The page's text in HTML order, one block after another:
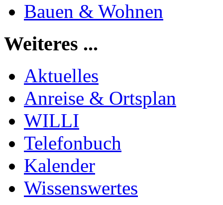
Bauen & Wohnen
Weiteres ...
Aktuelles
Anreise & Ortsplan
WILLI
Telefonbuch
Kalender
Wissenswertes